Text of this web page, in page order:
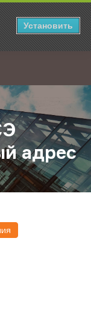
Установить
офиса КСЭ Мурманск на
адрес